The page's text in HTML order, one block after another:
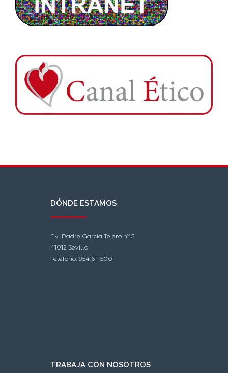
DÓNDE ESTAMOS
Av. Padre García Tejero nº 5
41012 Sevilla
Teléfono: 954 611 500
TRABAJA CON NOSOTROS